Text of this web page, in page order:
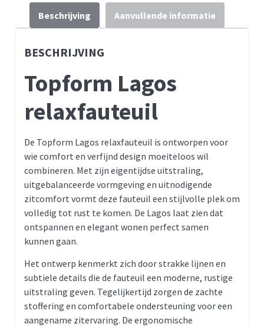
Beschrijving Aanvullende informatie
BESCHRIJVING
Topform Lagos
relaxfauteuil
De Topform Lagos relaxfauteuil is ontworpen voor
wie comfort en verfijnd design moeiteloos wil
combineren. Met zijn eigentijdse uitstraling,
uitgebalanceerde vormgeving en uitnodigende
zitcomfort vormt deze fauteuil een stijlvolle plek om
volledig tot rust te komen. De Lagos laat zien dat
ontspannen en elegant wonen perfect samen
kunnen gaan.
Het ontwerp kenmerkt zich door strakke lijnen en
subtiele details die de fauteuil een moderne, rustige
uitstraling geven. Tegelijkertijd zorgen de zachte
stoffering en comfortabele ondersteuning voor een
aangename zitervaring. De ergonomische